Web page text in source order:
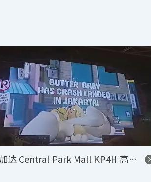
印尼雅加达 Central Park Mall KP4H 高清 LED 显示系统项目